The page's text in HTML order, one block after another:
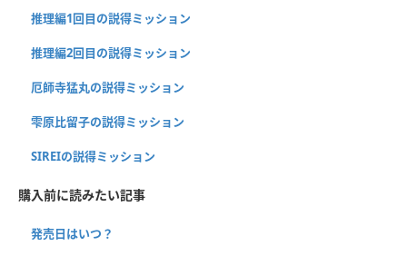
推理編1回目の説得ミッション
推理編2回目の説得ミッション
厄師寺猛丸の説得ミッション
雫原比留子の説得ミッション
SIREIの説得ミッション
購入前に読みたい記事
発売日はいつ？